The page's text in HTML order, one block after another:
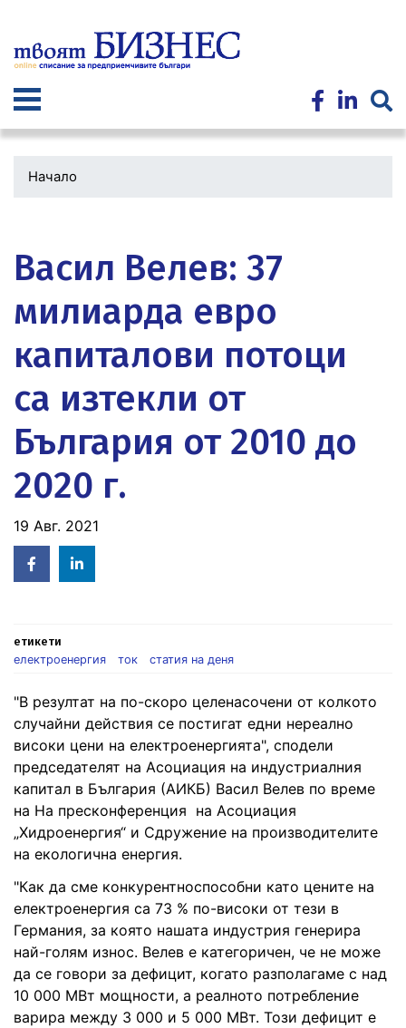
към
основното
Начало
Васил Велев: 37
милиарда евро
капиталови потоци
са изтекли от
България от 2010 до
2020 г.
19 Авг. 2021
Facebook
in
етикети
електроенергия
ток статия на деня
"В резултат на по-скоро целенасочени от колкото
случайни действия се постигат едни нереално
високи цени на електроенергията", сподели
председателят на Асоциация на индустриалния
капитал в България (АИКБ) Васил Велев по време
на На пресконференция на Асоциация
„Хидроенергия“ и Сдружение на производителите
на екологична енергия.
"Как да сме конкурентноспособни като цените на
електроенергия са 73 % по-високи от тези в
Германия, за която нашата индустрия генерира
най-голям износ. Велев е категоричен, че не може
да се говори за дефицит, когато разполагаме с над
10 000 МВт мощности, а реалното потребление
варира между 3 000 и 5 000 МВт. Този дефицит е